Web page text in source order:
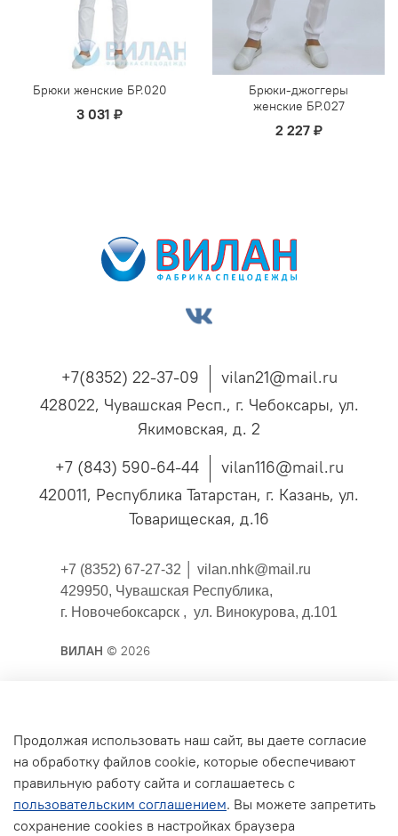
Брюки женские БР.020
3 031 ₽
Брюки-джоггеры
женские БР.027
2 227 ₽
+7(8352) 22-37-09
vilan21@mail.ru
428022, Чувашская Респ., г. Чебоксары, ул.
Якимовская, д. 2
+7 (843) 590-64-44
vilan116@mail.ru
420011, Республика Татарстан, г. Казань, ул.
Товарищеская, д.16
+7 (8352) 67-27-32 │ vilan.nhk@mail.ru
429950, Чувашская Республика,
г. Новочебоксарск , ул. Винокурова, д.101
ВИЛАН © 2026
Публичная оферта
Согласие на обработку персональных данных для
сайта
Политика конфиденциальности
Продолжая использовать наш сайт, вы даете согласие
на обработку файлов cookie, которые обеспечивают
правильную работу сайта и соглашаетесь с
пользовательским соглашением. Вы можете запретить
сохранение cookies в настройках браузера